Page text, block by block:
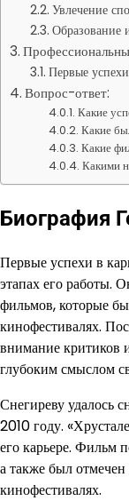
Увлечение
Образование
Первые
Вопрос-ответ:
Какие
Какие
Какие
Какими
Биография
Первые успехи в
этапах его работы.
фильмов, которые
кинофестивалях.
внимание критиков
глубоким смыслом
Снегиреву удалось
2010 году.
его карьере. Фильм
а также был
кинофестивалях.